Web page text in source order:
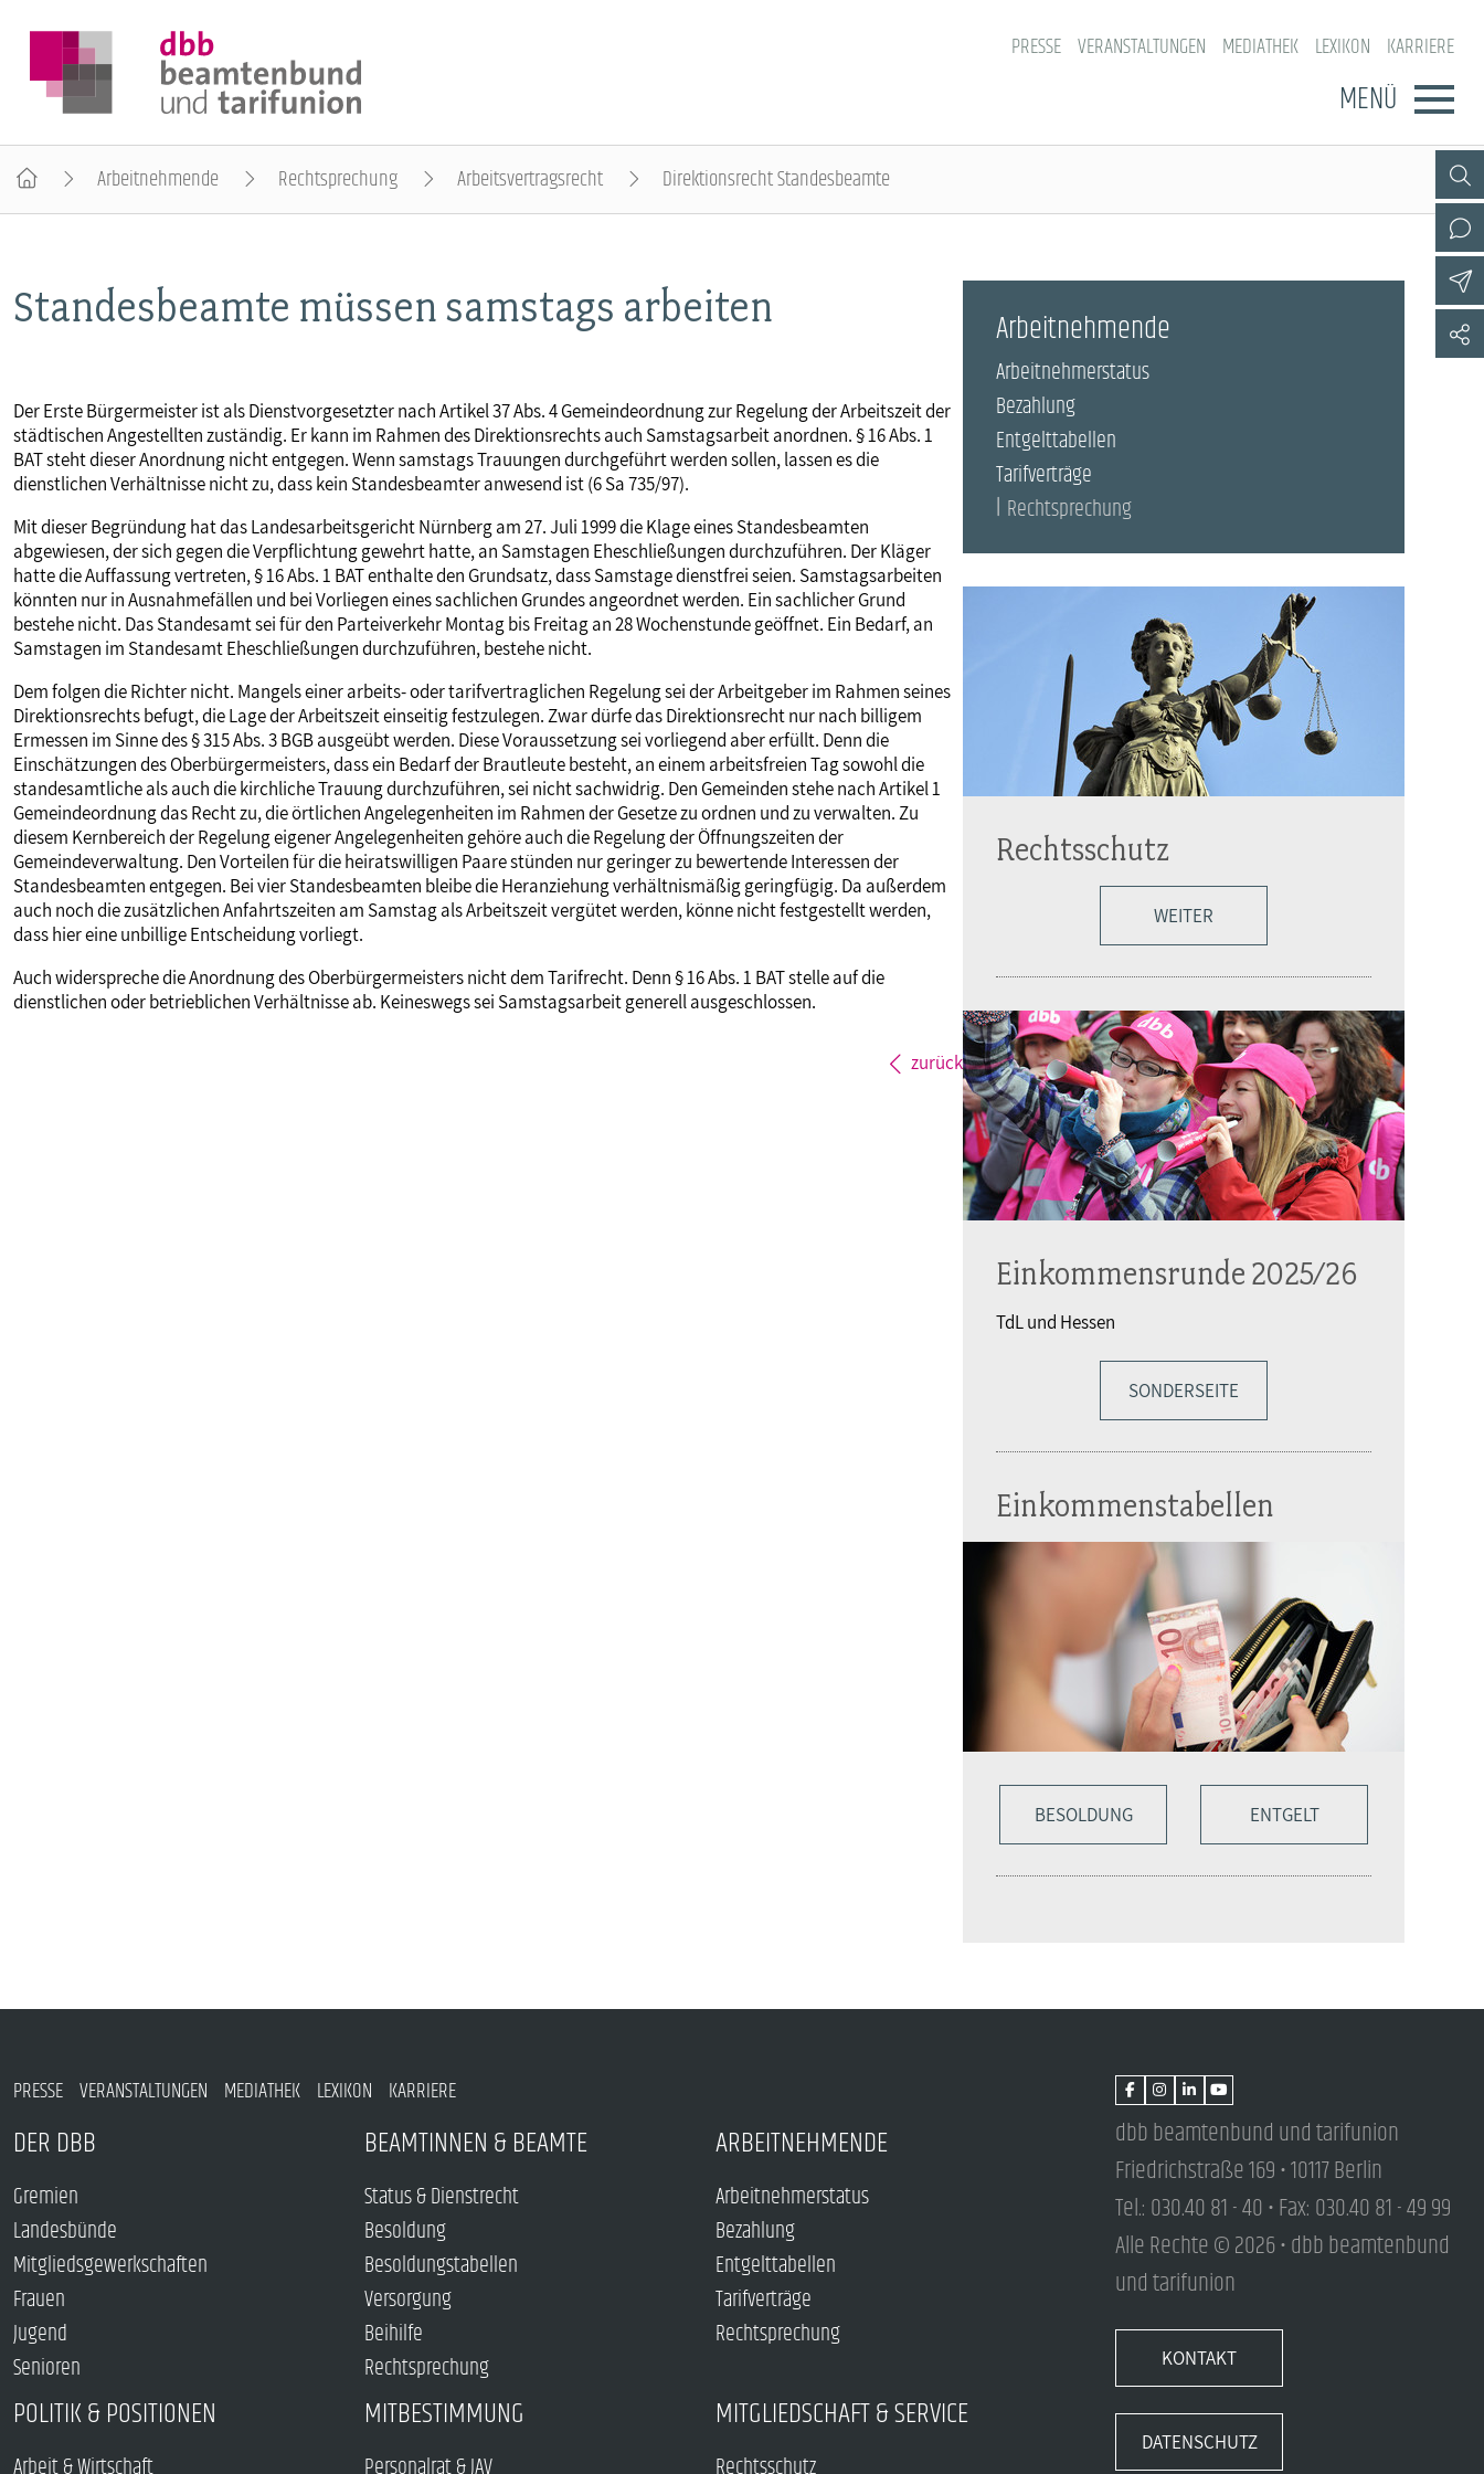
PRESSE VERANSTALTUNGEN MEDIATHEK LEXIKON KARRIERE
MENÜ
Gremien
Mitgliedsgewerkschaften
Frauen
Jugend
Senioren
BEAMTINNEN & BEAMTE
Status & Dienstrecht
Besoldungstabellen
Versorgung
Beihilfe
Rechtsprechung
Arbeitnehmerstatus
Entgelttabellen
Tarifverträge
Rechtsprechung
POLITIK & POSITIONEN
Arbeit & Wirtschaft
Soziales & Gesundheit
Bildung
Europa
MITBESTIMMUNG
Personalrat & JAV
Schwerbehindertenvertretung
MITGLIEDSCHAFT & SERVICE
Rechtsschutz
Vorteilswelt
Akademie
Verlag
Arbeitnehmende Rechtsprechung Arbeitsvertragsrecht Direktionsrecht Standesbeamte
Standesbeamte müssen samstags arbeiten
Der Erste Bürgermeister ist als Dienstvorgesetzter nach Artikel 37 Abs. 4 Gemeindeordnung zur Regelung der Arbeitszeit der
städtischen Angestellten zuständig. Er kann im Rahmen des Direktionsrechts auch Samstagsarbeit anordnen. § 16 Abs. 1
BAT steht dieser Anordnung nicht entgegen. Wenn samstags Trauungen durchgeführt werden sollen, lassen es die
dienstlichen Verhältnisse nicht zu, dass kein Standesbeamter anwesend ist (6 Sa 735/97).
Mit dieser Begründung hat das Landesarbeitsgericht Nürnberg am 27. Juli 1999 die Klage eines Standesbeamten
abgewiesen, der sich gegen die Verpflichtung gewehrt hatte, an Samstagen Eheschließungen durchzuführen. Der Kläger
hatte die Auffassung vertreten, § 16 Abs. 1 BAT enthalte den Grundsatz, dass Samstage dienstfrei seien. Samstagsarbeiten
könnten nur in Ausnahmefällen und bei Vorliegen eines sachlichen Grundes angeordnet werden. Ein sachlicher Grund
bestehe nicht. Das Standesamt sei für den Parteiverkehr Montag bis Freitag an 28 Wochenstunde geöffnet. Ein Bedarf, an
Samstagen im Standesamt Eheschließungen durchzuführen, bestehe nicht.
Dem folgen die Richter nicht. Mangels einer arbeits- oder tarifvertraglichen Regelung sei der Arbeitgeber im Rahmen seines
Direktionsrechts befugt, die Lage der Arbeitszeit einseitig festzulegen. Zwar dürfe das Direktionsrecht nur nach billigem
Ermessen im Sinne des § 315 Abs. 3 BGB ausgeübt werden. Diese Voraussetzung sei vorliegend aber erfüllt. Denn die
Einschätzungen des Oberbürgermeisters, dass ein Bedarf der Brautleute besteht, an einem arbeitsfreien Tag sowohl die
standesamtliche als auch die kirchliche Trauung durchzuführen, sei nicht sachwidrig. Den Gemeinden stehe nach Artikel 1
Gemeindeordnung das Recht zu, die örtlichen Angelegenheiten im Rahmen der Gesetze zu ordnen und zu verwalten. Zu
diesem Kernbereich der Regelung eigener Angelegenheiten gehöre auch die Regelung der Öffnungszeiten der
Gemeindeverwaltung. Den Vorteilen für die heiratswilligen Paare stünden nur geringer zu bewertende Interessen der
Standesbeamten entgegen. Bei vier Standesbeamten bleibe die Heranziehung verhältnismäßig geringfügig. Da außerdem
auch noch die zusätzlichen Anfahrtszeiten am Samstag als Arbeitszeit vergütet werden, könne nicht festgestellt werden,
dass hier eine unbillige Entscheidung vorliegt.
Auch widerspreche die Anordnung des Oberbürgermeisters nicht dem Tarifrecht. Denn § 16 Abs. 1 BAT stelle auf die
dienstlichen oder betrieblichen Verhältnisse ab. Keineswegs sei Samstagsarbeit generell ausgeschlossen.
zurück
Arbeitnehmende
Arbeitnehmerstatus
Bezahlung
Entgelttabellen
Tarifverträge
Rechtsprechung
Rechtsschutz
WEITER
Einkommensrunde 2025/26
TdL und Hessen
SONDERSEITE
Einkommenstabellen
BESOLDUNG ENTGELT
PRESSE VERANSTALTUNGEN MEDIATHEK LEXIKON KARRIERE
DER DBB
Gremien
Landesbünde
Mitgliedsgewerkschaften
Frauen
Jugend
Senioren
BEAMTINNEN & BEAMTE
Status & Dienstrecht
Besoldung
Besoldungstabellen
Versorgung
Beihilfe
Rechtsprechung
ARBEITNEHMENDE
Arbeitnehmerstatus
Bezahlung
Entgelttabellen
Tarifverträge
Rechtsprechung
POLITIK & POSITIONEN MITBESTIMMUNG MITGLIEDSCHAFT & SERVICE
dbb beamtenbund und tarifunion
Friedrichstraße 169 • 10117 Berlin
Tel.: 030.40 81 - 40 • Fax: 030.40 81 - 49 99
Alle Rechte © 2026 • dbb beamtenbund
und tarifunion
KONTAKT
DATENSCHUTZ